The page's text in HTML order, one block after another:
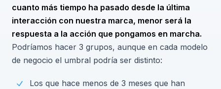
cuanto más tiempo ha pasado desde la última
interacción con nuestra marca, menor será la
respuesta a la acción que pongamos en marcha.
Podríamos hacer 3 grupos, aunque en cada modelo
de negocio el umbral podría ser distinto:
Los que hace menos de 3 meses que han